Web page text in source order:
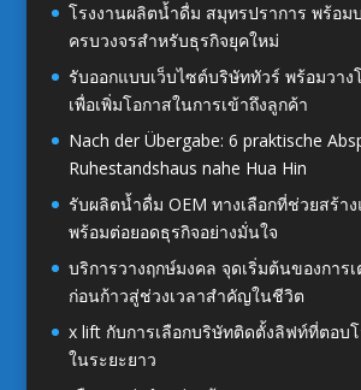
โรงงานผลิตน้ำดื่ม สมุทรปราการ พร้อม
ครบวงจรสำหรับธุรกิจยุคใหม่
รับออกแบบเว็บไซต์บริษัททัวร์ พร้อมวาง
เพื่อเพิ่มโอกาสในการเข้าถึงลูกค้า
Nach der Übergabe: 6 praktische
Ruhestandshaus nahe Hua Hin
รับผลิตน้ำดื่ม OEM ทางเลือกที่ช่วยสร้า
พร้อมต่อยอดธุรกิจอย่างมั่นใจ
บริการวางฤกษ์มงคล จุดเริ่มต้นของการ
ก่อนก้าวสู่ช่วงเวลาสำคัญในชีวิต
x lift กับการเลือกบริษัทติดตั้งลิฟท์ที่ตอบ
ในระยะยาว